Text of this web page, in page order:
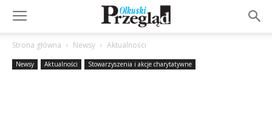
Strona główna Newsy Aktualności
Newsy Aktualności Stowarzyszenia i akcje charytatywne